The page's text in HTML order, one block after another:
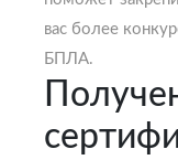
вас более
БПЛА.